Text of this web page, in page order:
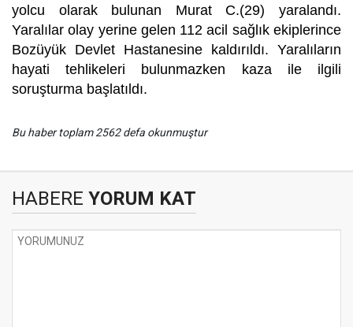
yolcu olarak bulunan Murat C.(29) yaralandı.
Yaralılar olay yerine gelen 112 acil sağlık ekiplerince
Bozüyük Devlet Hastanesine kaldırıldı. Yaralıların
hayati tehlikeleri bulunmazken kaza ile ilgili
soruşturma başlatıldı.
Bu haber toplam 2562 defa okunmuştur
HABERE YORUM KAT